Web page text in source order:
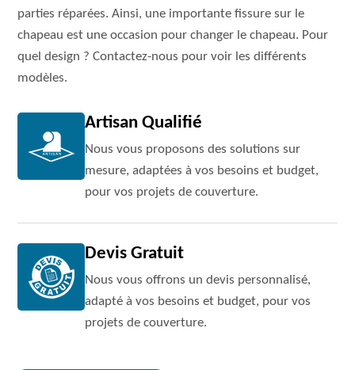
parties réparées. Ainsi, une importante fissure sur le
chapeau est une occasion pour changer le chapeau. Pour
quel design ? Contactez-nous pour voir les différents
modèles.
Artisan Qualifié
Nous vous proposons des solutions sur
mesure, adaptées à vos besoins et budget,
pour vos projets de couverture.
Devis Gratuit
Nous vous offrons un devis personnalisé,
adapté à vos besoins et budget, pour vos
projets de couverture.